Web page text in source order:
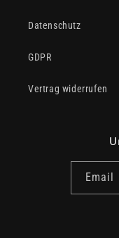
Datenschutz
GDPR
Vertrag widerrufen
Email